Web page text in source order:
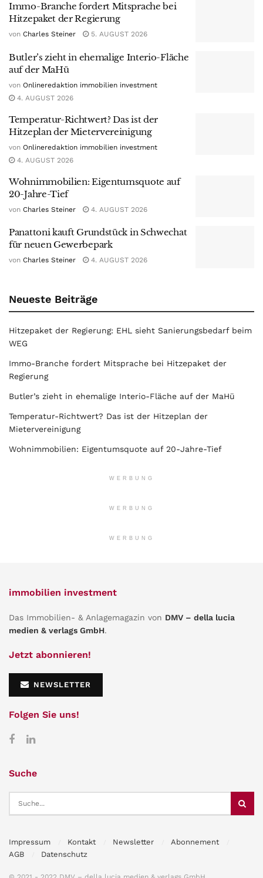
Immo-Branche fordert Mitsprache bei
Hitzepaket der Regierung
von Charles Steiner 5. AUGUST 2026
Butler’s zieht in ehemalige Interio-Fläche
auf der MaHü
von Onlineredaktion immobilien investment
4. AUGUST 2026
Temperatur-Richtwert? Das ist der
Hitzeplan der Mietervereinigung
von Onlineredaktion immobilien investment
4. AUGUST 2026
Wohnimmobilien: Eigentumsquote auf
20-Jahre-Tief
von Charles Steiner 4. AUGUST 2026
Panattoni kauft Grundstück in Schwechat
für neuen Gewerbepark
von Charles Steiner 4. AUGUST 2026
Neueste Beiträge
Hitzepaket der Regierung: EHL sieht Sanierungsbedarf beim
WEG
Immo-Branche fordert Mitsprache bei Hitzepaket der
Regierung
Butler’s zieht in ehemalige Interio-Fläche auf der MaHü
Temperatur-Richtwert? Das ist der Hitzeplan der
Mietervereinigung
Wohnimmobilien: Eigentumsquote auf 20-Jahre-Tief
WERBUNG
WERBUNG
WERBUNG
immobilien investment
Das Immobilien- & Anlagemagazin von DMV – della lucia
medien & verlags GmbH.
Jetzt abonnieren!
NEWSLETTER
Folgen Sie uns!
Suche
Impressum Kontakt Newsletter
Abonnement
AGB
Datenschutz